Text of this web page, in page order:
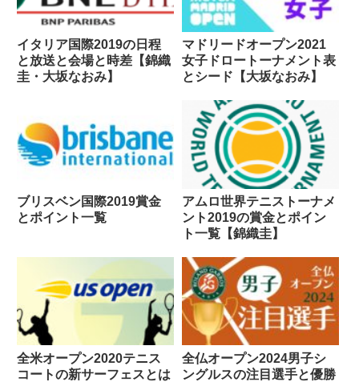
イタリア国際2019の日程
と放送と会場と時差【錦織
圭・大坂なおみ】
マドリードオープン2021
女子ドロートーナメント表
とシード【大坂なおみ】
ブリスベン国際2019賞金
とポイント一覧
アムロ世界テニストーナメ
ント2019の賞金とポイン
ト一覧【錦織圭】
全米オープン2020テニス
コートの新サーフェスとは
全仏オープン2024男子シ
ングルスの注目選手と優勝